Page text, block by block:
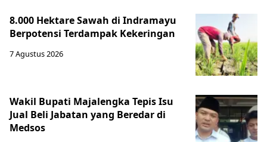
8.000 Hektare Sawah di Indramayu
Berpotensi Terdampak Kekeringan
7 Agustus 2026
Wakil Bupati Majalengka Tepis Isu
Jual Beli Jabatan yang Beredar di
Medsos